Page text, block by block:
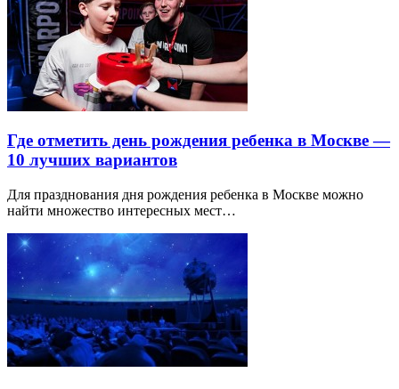
Где отметить день рождения ребенка в Москве —
10 лучших вариантов
Для празднования дня рождения ребенка в Москве можно
найти множество интересных мест…